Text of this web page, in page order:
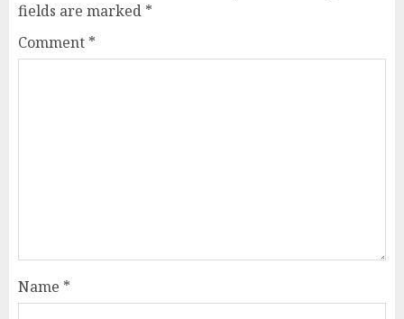
fields are marked *
Comment *
Name *